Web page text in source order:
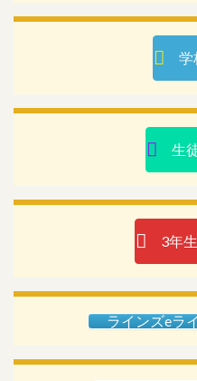
学
生
3年
ラインズeラ